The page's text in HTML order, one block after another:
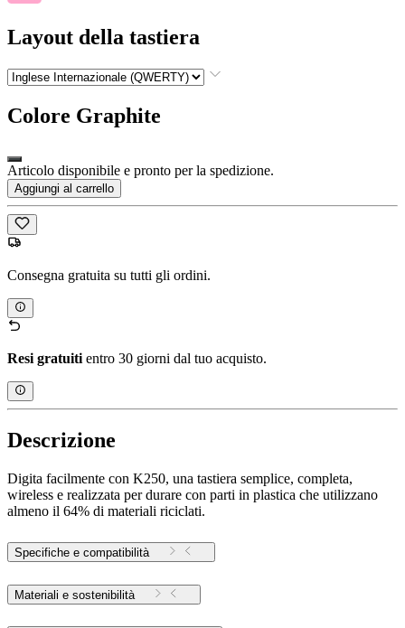
Layout della tastiera
Colore Graphite
Articolo disponibile e pronto per la spedizione.
Aggiungi al carrello
Consegna gratuita su tutti gli ordini.
Resi gratuiti entro 30 giorni dal tuo acquisto.
Descrizione
Digita facilmente con K250, una tastiera semplice, completa,
wireless e realizzata per durare con parti in plastica che utilizzano
almeno il 64% di materiali riciclati.
Specifiche e compatibilità
Materiali e sostenibilità